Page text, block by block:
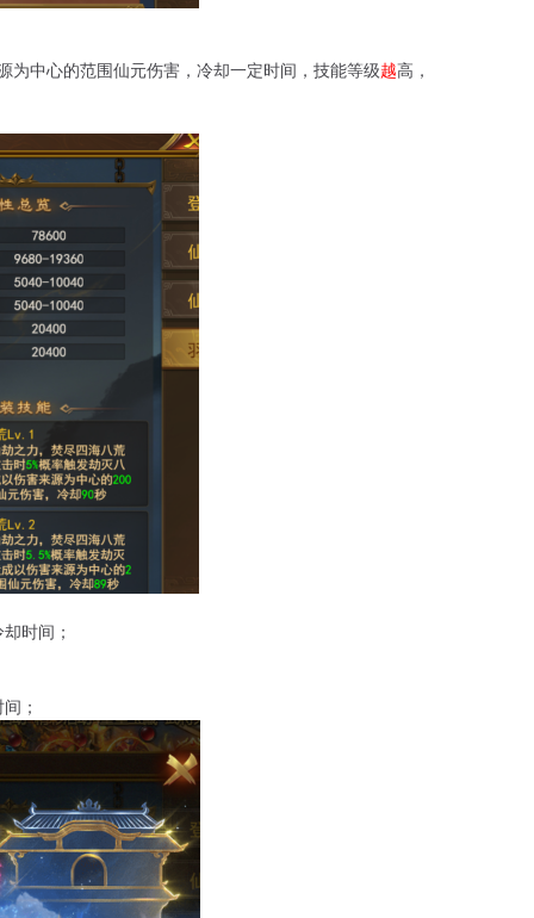
为中心的范围仙元伤害，冷却一定时间，技能等级越高，
却时间；
；